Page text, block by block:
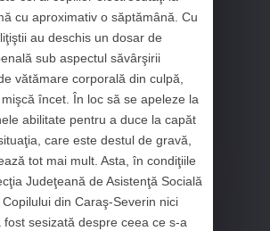
cu aproximativ o săptămână. Cu
au deschis un dosar de
sub aspectul săvârşirii
vătămare corporală din culpă,
încet. În loc să se apeleze la
abilitate pentru a duce la capăt
care este destul de gravă,
tot mai mult. Asta, în condiţiile
Judeţeană de Asistenţă Socială
din Caraş-Severin nici
fost sesizată despre ceea ce s-a